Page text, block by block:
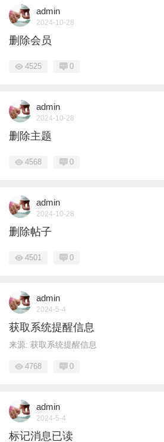
admin
2024-10-28
删除会员
4525 0
admin
2024-10-28
删除主题
4568 0
admin
2024-10-28
删除帖子
4501 0
admin
2024-5-4
获取系统提醒信息
来源: 获取系统提醒信息
4768 0
admin
2024-5-4
标记消息已读